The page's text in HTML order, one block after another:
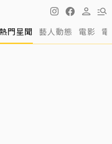
門星聞 藝人動態 電影